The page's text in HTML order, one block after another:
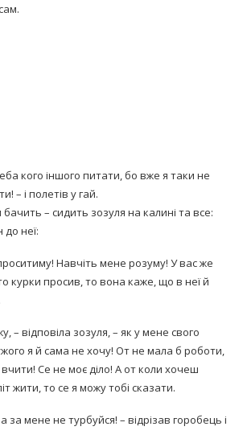
кого іншого питати, бо вже я таки не
– і полетів у гай.
бачить – сидить зозуля на калині та все:
до неї:
Навчіть мене розуму! У вас же
курки просив, то вона каже, що в неї й
– відповіла зозуля, – як у мене свого
я й сама не хочу! От не мала б роботи,
Се не моє діло! А от коли хочеш
жити, то се я можу тобі сказати.
за мене не турбуйся! – відрізав горобець і